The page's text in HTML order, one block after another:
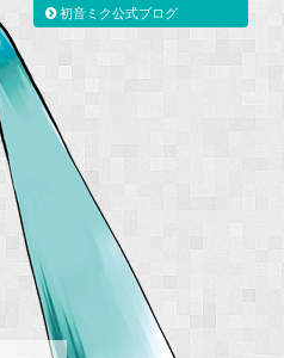
初音ミク公式ブログ